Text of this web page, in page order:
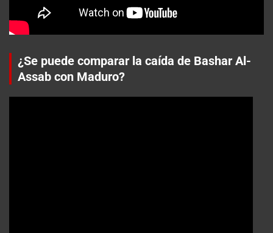
¿Se puede comparar la caída de Bashar Al-
Assab con Maduro?